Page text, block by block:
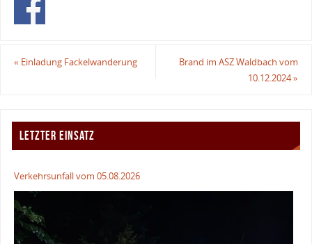
« Einladung Fackelwanderung
Brand im ASZ Waldbach vom
10.12.2024»
LETZTER EINSATZ
Verkehrsunfall vom 05.08.2026